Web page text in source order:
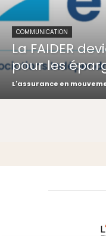
COMMUNICATION
La FAIDER
pour les
L'assurance en